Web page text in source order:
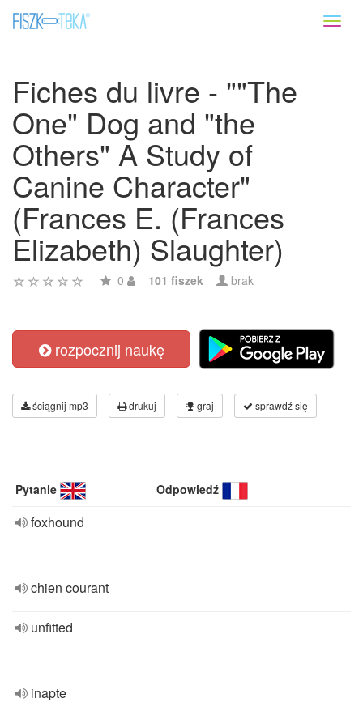
Fiches du livre - ""The
One" Dog and "the
Others" A Study of
Canine Character"
(Frances E. (Frances
Elizabeth) Slaughter)
0 101 fiszek brak
rozpocznij naukę
ściągnij mp3 drukuj graj sprawdź się
Pytanie Odpowiedź
foxhound
chien courant
unfitted
inapte